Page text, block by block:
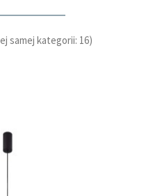
samej kategorii: 16)